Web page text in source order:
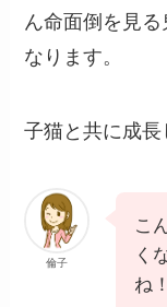
ん命面倒を見
なります。
子猫と共に成長
倫子
こ
く
ね！